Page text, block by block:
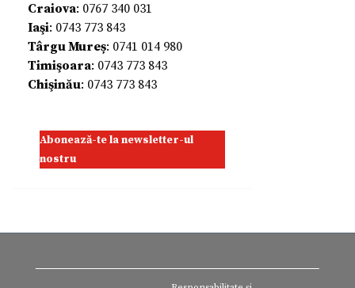
Craiova: 0767 340 031
Iaşi: 0743 773 843
Târgu Mureș: 0741 014 980
Timişoara: 0743 773 843
Chişinău: 0743 773 843
Abonează-te la newsletter-ul
nostru